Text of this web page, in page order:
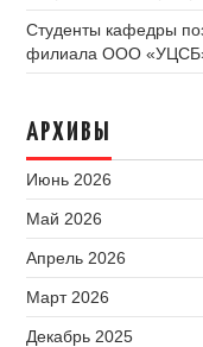
Студенты кафедры
филиала ООО
АРХИВЫ
Июнь 2026
Май 2026
Апрель 2026
Март 2026
Декабрь 2025